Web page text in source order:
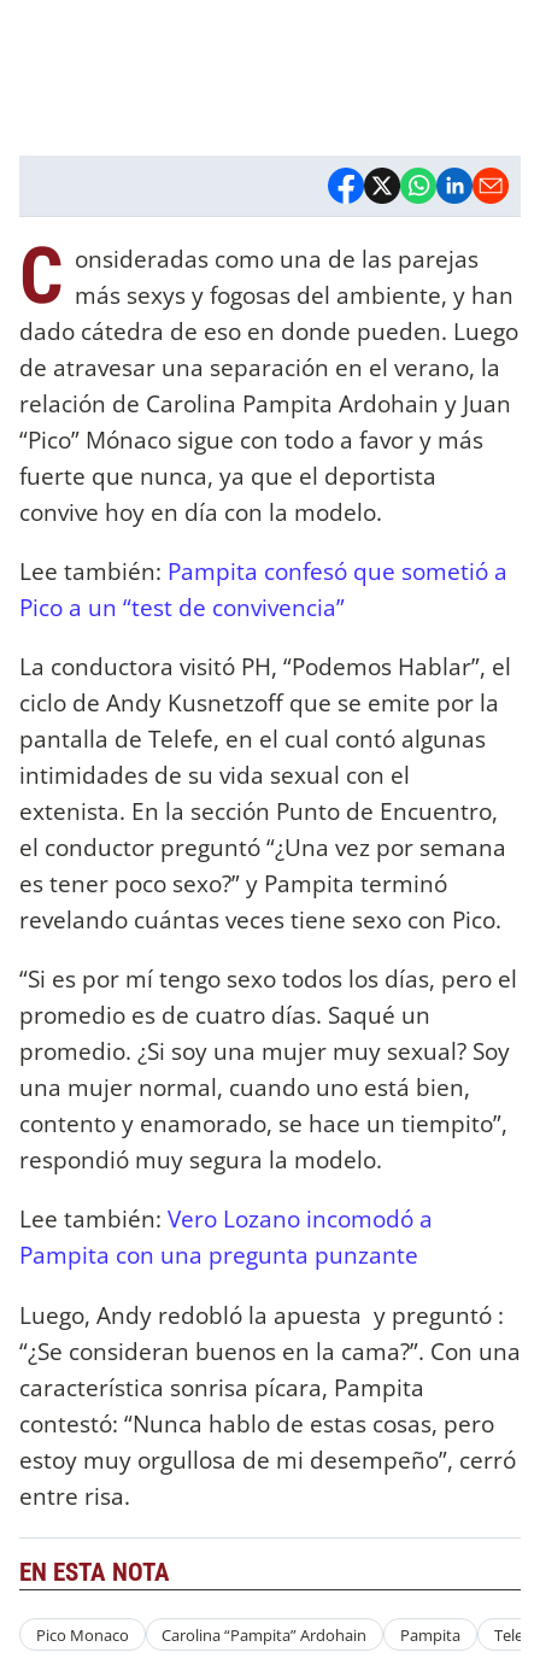
C onsideradas como una de las parejas
más sexys y fogosas del ambiente, y han
dado cátedra de eso en donde pueden. Luego
de atravesar una separación en el verano, la
relación de Carolina Pampita Ardohain y Juan
“Pico” Mónaco sigue con todo a favor y más
fuerte que nunca, ya que el deportista
convive hoy en día con la modelo.
Lee también: Pampita confesó que sometió a
Pico a un “test de convivencia”
La conductora visitó PH, “Podemos Hablar”, el
ciclo de Andy Kusnetzoff que se emite por la
pantalla de Telefe, en el cual contó algunas
intimidades de su vida sexual con el
extenista. En la sección Punto de Encuentro,
el conductor preguntó “¿Una vez por semana
es tener poco sexo?” y Pampita terminó
revelando cuántas veces tiene sexo con Pico.
“Si es por mí tengo sexo todos los días, pero el
promedio es de cuatro días. Saqué un
promedio. ¿Si soy una mujer muy sexual? Soy
una mujer normal, cuando uno está bien,
contento y enamorado, se hace un tiempito”,
respondió muy segura la modelo.
Lee también: Vero Lozano incomodó a
Pampita con una pregunta punzante
Luego, Andy redobló la apuesta y preguntó :
“¿Se consideran buenos en la cama?”. Con una
característica sonrisa pícara, Pampita
contestó: “Nunca hablo de estas cosas, pero
estoy muy orgullosa de mi desempeño”, cerró
entre risa.
EN ESTA NOTA
Pico Monaco Carolina “Pampita” Ardohain Pampita Telefé